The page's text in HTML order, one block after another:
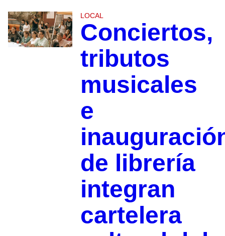
LOCAL
Conciertos,
tributos
musicales
e
de librería
integran
cartelera